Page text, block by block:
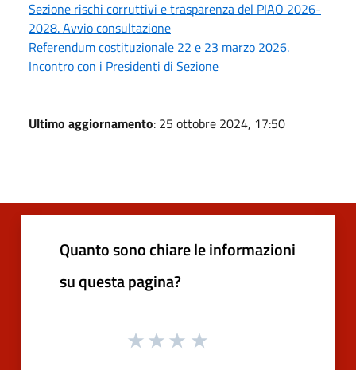
Sezione rischi corruttivi e trasparenza del PIAO 2026-
2028. Avvio consultazione
Referendum costituzionale 22 e 23 marzo 2026.
Incontro con i Presidenti di Sezione
Ultimo aggiornamento: 25 ottobre 2024, 17:50
Quanto sono chiare le informazioni
su questa pagina?